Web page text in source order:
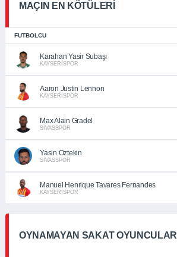
MAÇIN EN KÖTÜLERİ
FUTBOLCU
Karahan Yasir Subaşı
KAYSERİSPOR
Aaron Justin Lennon
KAYSERİSPOR
Max Alain Gradel
SİVASSPOR
Yasin Öztekin
SİVASSPOR
Manuel Henrique Tavares Fernandes
KAYSERİSPOR
OYNAMAYAN SAKAT OYUNCULAR